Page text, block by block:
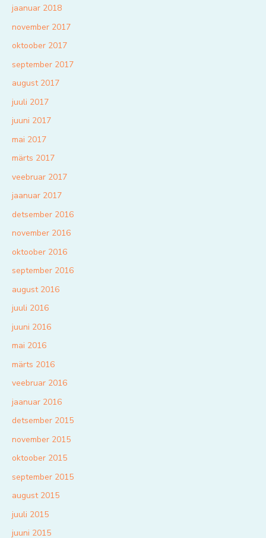
jaanuar 2018
november 2017
oktoober 2017
september 2017
august 2017
juuli 2017
juuni 2017
mai 2017
märts 2017
veebruar 2017
jaanuar 2017
detsember 2016
november 2016
oktoober 2016
september 2016
august 2016
juuli 2016
juuni 2016
mai 2016
märts 2016
veebruar 2016
jaanuar 2016
detsember 2015
november 2015
oktoober 2015
september 2015
august 2015
juuli 2015
juuni 2015